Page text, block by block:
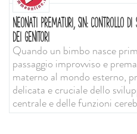
NEONATI PREMATURI, SIN: CONTROLLO
DEI GENITORI
Quando un bimbo nasce
passaggio improvviso e
materno al mondo esterno,
delicata e cruciale dello
centrale e delle funzioni